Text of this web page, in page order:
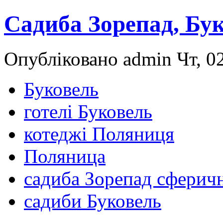
Садиба Зорепад,
Опубліковано admin Чт,
Буковель
готелі Буковель
котеджі Поляниця
Поляница
садиба Зорепад
садиби Буковель